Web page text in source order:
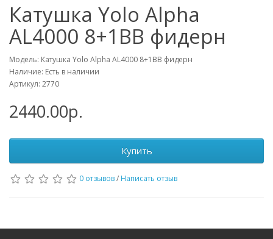
Катушка Yolo Alpha
AL4000 8+1BB фидерн
Модель: Катушка Yolo Alpha AL4000 8+1BB фидерн
Наличие: Есть в наличии
Артикул: 2770
2440.00р.
Купить
0 отзывов/ Написать отзыв